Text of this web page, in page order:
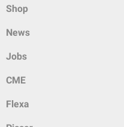
Shop
News
Jobs
CME
Flexa